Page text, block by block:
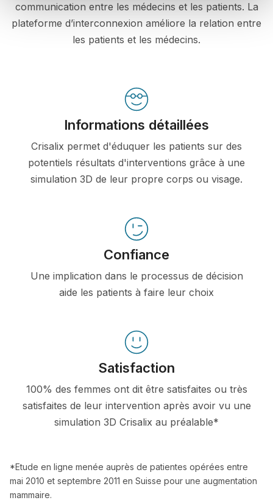
communication entre les médecins et les patients. La
plateforme d’interconnexion améliore la relation entre
les patients et les médecins.
Informations détaillées
Crisalix permet d'éduquer les patients sur des
potentiels résultats d'interventions grâce à une
simulation 3D de leur propre corps ou visage.
Confiance
Une implication dans le processus de décision
aide les patients à faire leur choix
Satisfaction
100% des femmes ont dit être satisfaites ou très
satisfaites de leur intervention après avoir vu une
simulation 3D Crisalix au préalable*
*Etude en ligne menée auprès de patientes opérées entre
mai 2010 et septembre 2011 en Suisse pour une augmentation
mammaire.